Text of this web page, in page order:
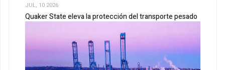
JUL, 10 2026
Quaker State eleva la protección del transporte pesado